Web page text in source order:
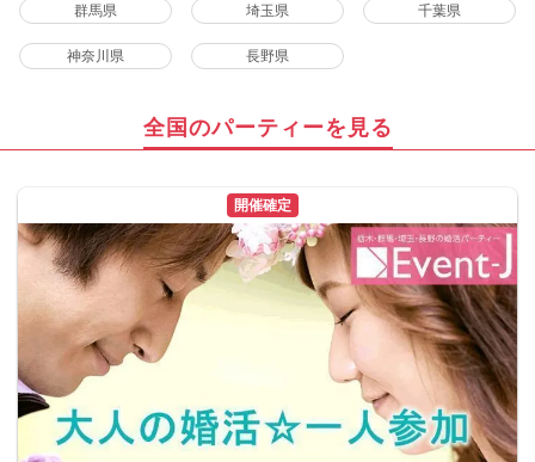
群馬県 埼玉県 千葉県
神奈川県 長野県
全国のパーティーを見る
開催確定